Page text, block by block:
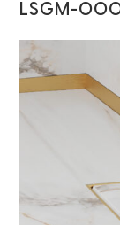
LSGM-